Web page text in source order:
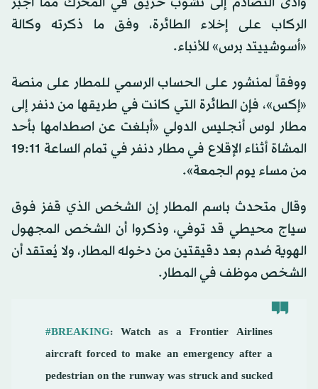
الركاب على إخلاء الطائرة، وفق ما ذكرته وكالة
«أسوشييتد برس» للأنباء.
ووفقاً لمنشور على الحساب الرسمي للمطار على منصة
«إكس»، فإن الطائرة التي كانت في طريقها من دنفر إلى
مطار لوس أنجليس الدولي «أبلغت عن اصطدامها بأحد
المشاة أثناء الإقلاع في مطار دنفر في تمام الساعة 19:11
من مساء يوم الجمعة».
وقال متحدث باسم المطار إن الشخص الذي قفز فوق
سياج محيطي قد توفي، وذكروا أن الشخص المجهول
الهوية صُدم بعد دقيقتين من دخوله المطار، ولا يُعتقد أن
الشخص موظف في المطار.
#BREAKING: Watch as a Frontier Airlines
aircraft forced to make an emergency after a
pedestrian on the runway was struck and sucked